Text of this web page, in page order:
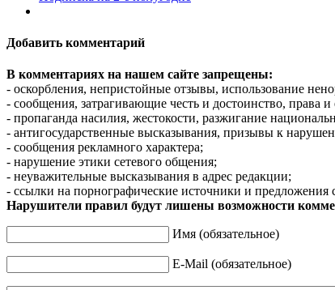
Добавить комментарий
В комментариях на нашем сайте запрещены:
- оскорбления, непристойные отзывы, использование
- сообщения, затрагивающие честь и достоинство, права
- пропаганда насилия, жестокости, разжигание
- антигосударственные высказывания, призывы к
- сообщения рекламного характера;
- нарушение этики сетевого общения;
- неуважительные высказывания в адрес редакции;
- ссылки на порнографические источники и предложения
Нарушители правил будут лишены возможности
Имя (обязательное)
E-Mail (обязательное)